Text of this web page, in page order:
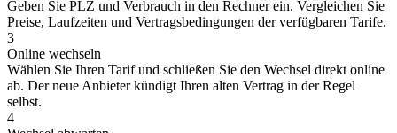
Geben Sie PLZ und Verbrauch in den Rechner ein. Vergleichen Sie
Preise, Laufzeiten und Vertragsbedingungen der verfügbaren Tarife.
3
Online wechseln
Wählen Sie Ihren Tarif und schließen Sie den Wechsel direkt online
ab. Der neue Anbieter kündigt Ihren alten Vertrag in der Regel
selbst.
4